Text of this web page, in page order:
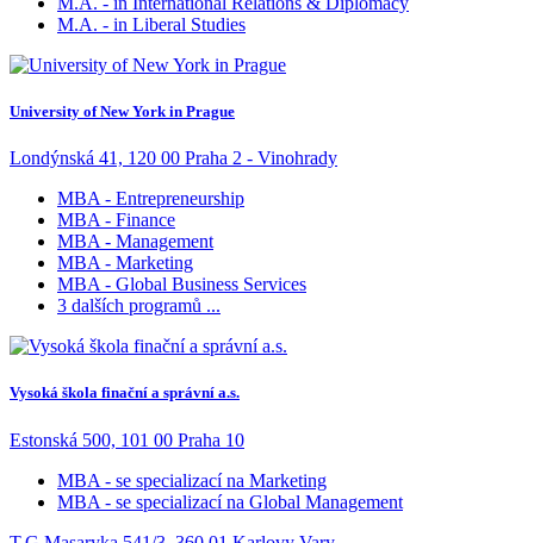
M.A. - in Liberal Studies
University of New York in Prague
Londýnská 41, 120 00 Praha 2 - Vinohrady
MBA - Entrepreneurship
MBA - Finance
MBA - Management
MBA - Marketing
MBA - Global Business Services
3 dalších programů ...
Vysoká škola finační a správní a.s.
Estonská 500, 101 00 Praha 10
MBA - se specializací na Marketing
MBA - se specializací na Global Management